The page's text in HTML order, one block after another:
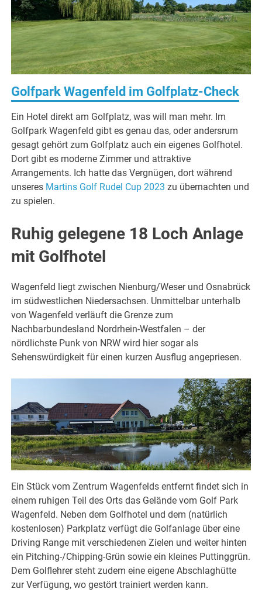
Golfpark Wagenfeld im Golfplatz-Check
Ein Hotel direkt am Golfplatz, was will man mehr. Im
Golfpark Wagenfeld gibt es genau das, oder andersrum
gesagt gehört zum Golfplatz auch ein eigenes Golfhotel.
Dort gibt es moderne Zimmer und attraktive
Arrangements. Ich hatte das Vergnügen, dort während
unseres Martins Golf Rudel Cup 2023 zu übernachten und
zu spielen.
Ruhig gelegene 18 Loch Anlage
mit Golfhotel
Wagenfeld liegt zwischen Nienburg/Weser und Osnabrück
im südwestlichen Niedersachsen. Unmittelbar unterhalb
von Wagenfeld verläuft die Grenze zum
Nachbarbundesland Nordrhein-Westfalen – der
nördlichste Punk von NRW wird hier sogar als
Sehenswürdigkeit für einen kurzen Ausflug angepriesen.
Ein Stück vom Zentrum Wagenfelds entfernt findet sich in
einem ruhigen Teil des Orts das Gelände vom Golf Park
Wagenfeld. Neben dem Golfhotel und dem (natürlich
kostenlosen) Parkplatz verfügt die Golfanlage über eine
Driving Range mit verschiedenen Zielen und weiter hinten
ein Pitching-/Chipping-Grün sowie ein kleines Puttinggrün.
Dem Golflehrer steht zudem eine eigene Abschlaghütte
zur Verfügung, wo gestört trainiert werden kann.